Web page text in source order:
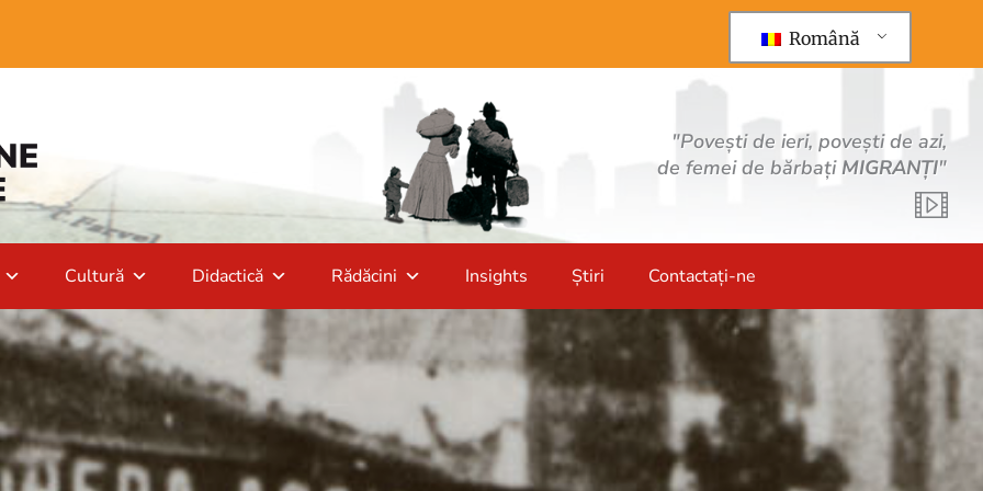
Română
"Povești de ieri, povești de azi,
de femei de bărbațiMIGRANȚI"
Cultură Didactică Rădăcini Insights Știri Contactați-ne